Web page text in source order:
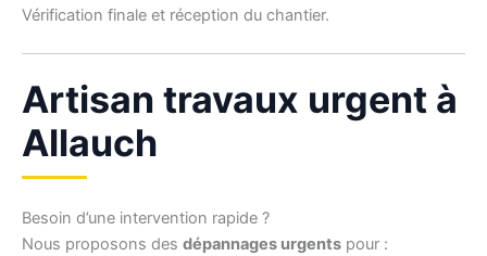
Vérification finale et réception du chantier.
Artisan travaux urgent à
Allauch
Besoin d’une intervention rapide ?
Nous proposons des dépannages urgents pour :